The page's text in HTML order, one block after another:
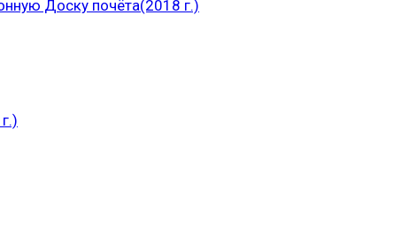
Доску почёта(2018 г.)